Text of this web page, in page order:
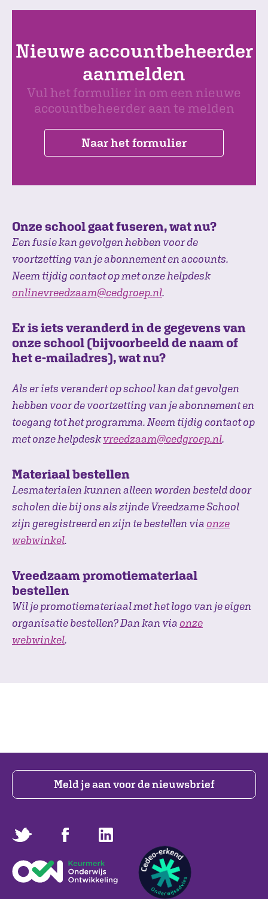
Nieuwe accountbeheerder
aanmelden
Vul het formulier in om een nieuwe
accountbeheerder aan te melden
Naar het formulier
Onze school gaat fuseren, wat nu?
Een fusie kan gevolgen hebben voor de
voortzetting van je abonnement en accounts.
Neem tijdig contact op met onze helpdesk
onlinevreedzaam@cedgroep.nl.
Er is iets veranderd in de gegevens van
onze school (bijvoorbeeld de naam of
het e-mailadres), wat nu?
Als er iets verandert op school kan dat gevolgen
hebben voor de voortzetting van je abonnement en
toegang tot het programma. Neem tijdig contact op
met onze helpdeskvreedzaam@cedgroep.nl.
Materiaal bestellen
Lesmaterialen kunnen alleen worden besteld door
scholen die bij ons als zijnde Vreedzame School
zijn geregistreerd en zijn te bestellen viaonze
webwinkel.
Vreedzaam promotiemateriaal
bestellen
Wil je promotiemateriaal met het logo van je eigen
organisatie bestellen? Dan kan viaonze
webwinkel.
Meld je aan voor de nieuwsbrief